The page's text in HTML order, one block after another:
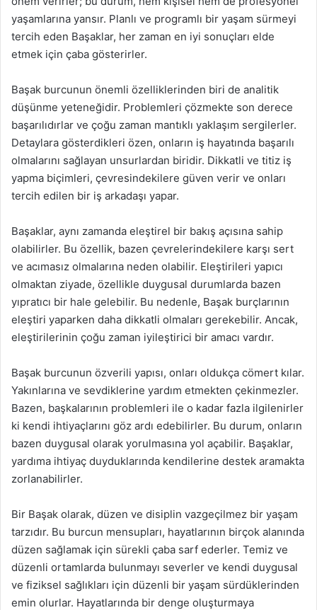
yaşamlarına yansır. Planlı ve programlı bir yaşam sürmeyi
tercih eden Başaklar, her zaman en iyi sonuçları elde
etmek için çaba gösterirler.
Başak burcunun önemli özelliklerinden biri de analitik
düşünme yeteneğidir. Problemleri çözmekte son derece
başarılıdırlar ve çoğu zaman mantıklı yaklaşım sergilerler.
Detaylara gösterdikleri özen, onların iş hayatında başarılı
olmalarını sağlayan unsurlardan biridir. Dikkatli ve titiz iş
yapma biçimleri, çevresindekilere güven verir ve onları
tercih edilen bir iş arkadaşı yapar.
Başaklar, aynı zamanda eleştirel bir bakış açısına sahip
olabilirler. Bu özellik, bazen çevrelerindekilere karşı sert
ve acımasız olmalarına neden olabilir. Eleştirileri yapıcı
olmaktan ziyade, özellikle duygusal durumlarda bazen
yıpratıcı bir hale gelebilir. Bu nedenle, Başak burçlarının
eleştiri yaparken daha dikkatli olmaları gerekebilir. Ancak,
eleştirilerinin çoğu zaman iyileştirici bir amacı vardır.
Başak burcunun özverili yapısı, onları oldukça cömert kılar.
Yakınlarına ve sevdiklerine yardım etmekten çekinmezler.
Bazen, başkalarının problemleri ile o kadar fazla ilgilenirler
ki kendi ihtiyaçlarını göz ardı edebilirler. Bu durum, onların
bazen duygusal olarak yorulmasına yol açabilir. Başaklar,
yardıma ihtiyaç duyduklarında kendilerine destek aramakta
zorlanabilirler.
Bir Başak olarak, düzen ve disiplin vazgeçilmez bir yaşam
tarzıdır. Bu burcun mensupları, hayatlarının birçok alanında
düzen sağlamak için sürekli çaba sarf ederler. Temiz ve
düzenli ortamlarda bulunmayı severler ve kendi duygusal
ve fiziksel sağlıkları için düzenli bir yaşam sürdüklerinden
emin olurlar. Hayatlarında bir denge oluşturmaya